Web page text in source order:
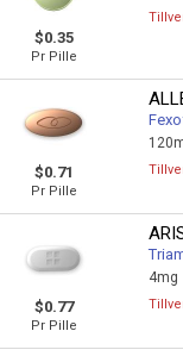
$0.35
Pr Pille
$0.71
Pr Pille
$0.77
Pr Pille
4mg